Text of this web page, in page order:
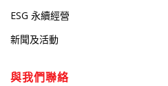
ESG 永續經營
新聞及活動
與我們聯絡